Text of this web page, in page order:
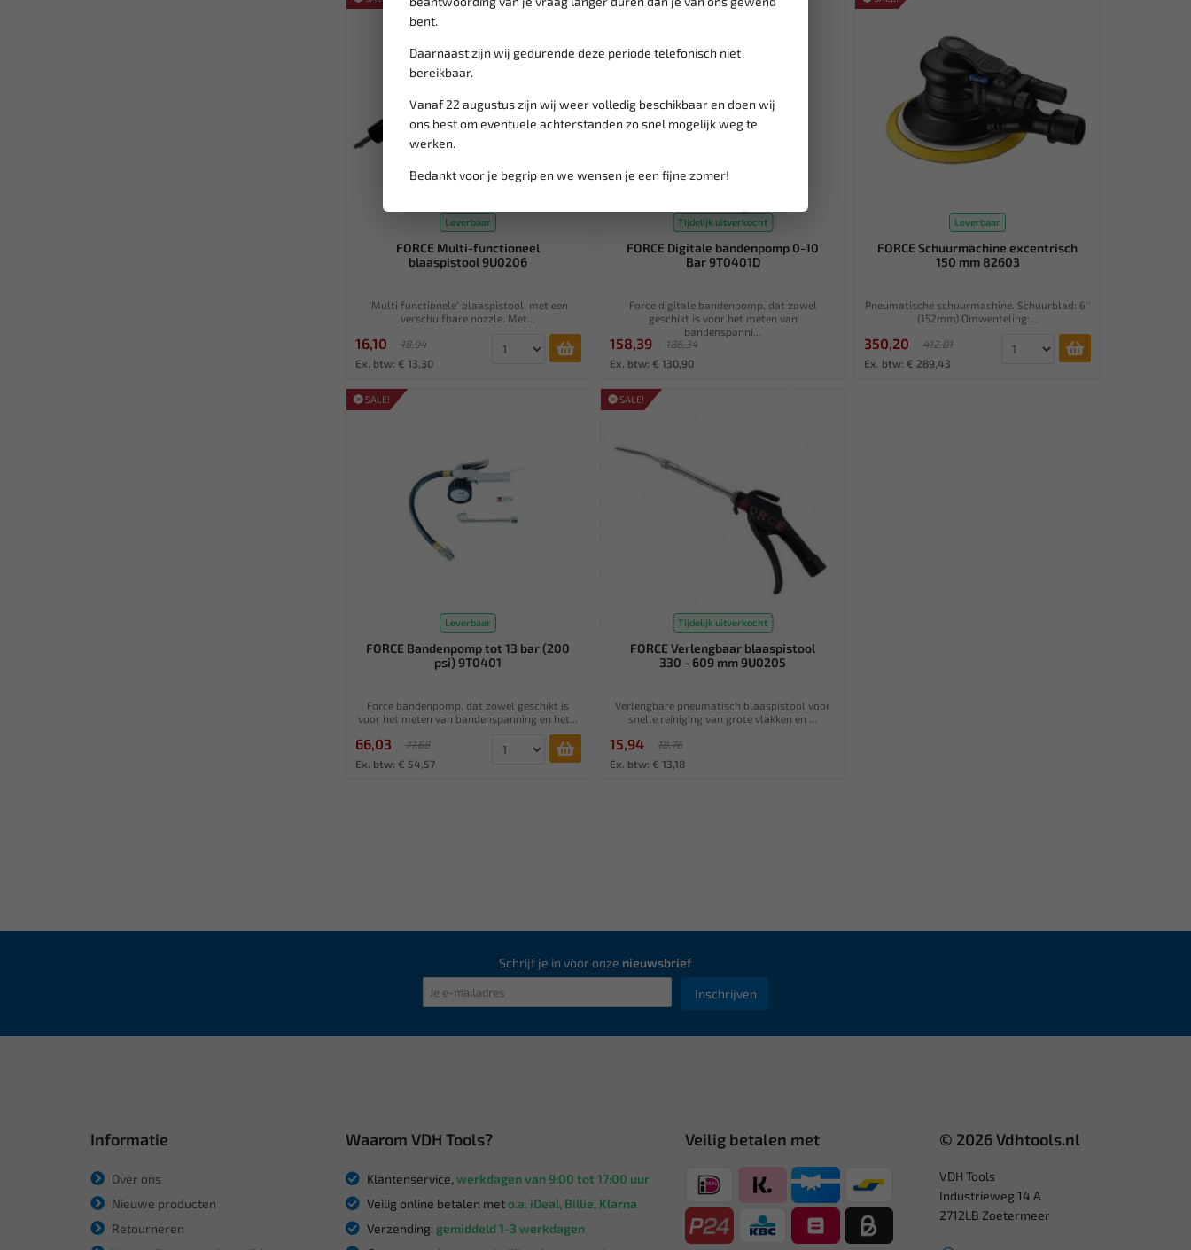
bent.
Daarnaast zijn wij gedurende deze periode telefonisch niet
bereikbaar.
Vanaf 22 augustus zijn wij weer volledig beschikbaar en doen wij
ons best om eventuele achterstanden zo snel mogelijk weg te
werken.
Bedankt voor je begrip en we wensen je een fijne zomer!
Leverbaar
FORCE Multi-functioneel
blaaspistool 9U0206
‘Multi functionele’ blaaspistool, met een
verschuifbare nozzle. Met...
16,10
18,94
Ex. btw: € 13,30
Tijdelijk uitverkocht
FORCE Digitale bandenpomp 0-10
Bar 9T0401D
Force digitale bandenpomp, dat zowel
geschikt is voor het meten van
bandenspanni...
158,39
186,34
Ex. btw: € 130,90
Leverbaar
FORCE Schuurmachine excentrisch
150 mm 82603
Pneumatische schuurmachine. Schuurblad: 6''
(152mm) Omwenteling:...
350,20
412,01
Ex. btw: € 289,43
SALE!
Leverbaar
FORCE Bandenpomp tot 13 bar (200
psi) 9T0401
Force bandenpomp, dat zowel geschikt is
voor het meten van bandenspanning en het...
66,03
77,68
Ex. btw: € 54,57
SALE!
Tijdelijk uitverkocht
FORCE Verlengbaar blaaspistool
330 - 609 mm 9U0205
Verlengbare pneumatisch blaaspistool voor
snelle reiniging van grote vlakken en ...
15,94
18,76
Ex. btw: € 13,18
Schrijf je in voor onze nieuwsbrief
Inschrijven
Informatie
Over ons
Nieuwe producten
Retourneren
Waarom VDH Tools?
Klantenservice, werkdagen van 9:00 tot 17:00 uur
Veilig online betalen meto.a. iDeal, Billie, Klarna
Verzending: gemiddeld 1-3 werkdagen
Veilig betalen met © 2026 Vdhtools.nl
VDH Tools
Industrieweg 14 A
2712LB Zoetermeer